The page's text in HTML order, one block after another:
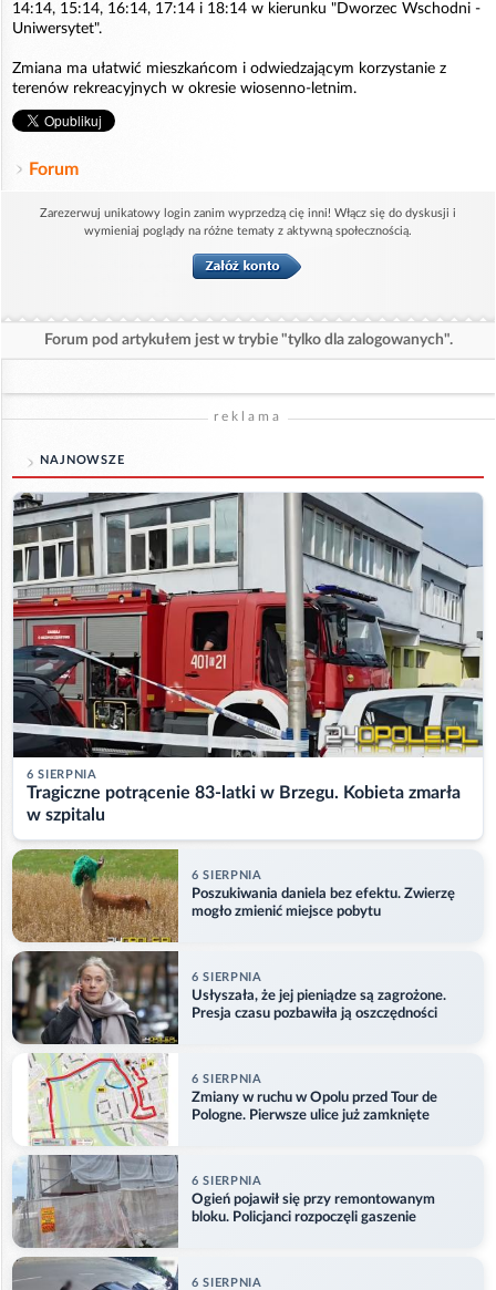
14:14, 15:14, 16:14, 17:14 i 18:14 w kierunku "Dworzec Wschodni -
Uniwersytet".
Zmiana ma ułatwić mieszkańcom i odwiedzającym korzystanie z
terenów rekreacyjnych w okresie wiosenno-letnim.
Forum
Zarezerwuj unikatowy login zanim wyprzedzą cię inni! Włącz się do dyskusji i
wymieniaj poglądy na różne tematy z aktywną społecznością.
Forum pod artykułem jest w trybie "tylko dla zalogowanych".
reklama
NAJNOWSZE
6 SIERPNIA
Tragiczne potrącenie 83-latki w Brzegu. Kobieta zmarła
w szpitalu
6 SIERPNIA
Poszukiwania daniela bez efektu. Zwierzę
mogło zmienić miejsce pobytu
6 SIERPNIA
Usłyszała, że jej pieniądze są zagrożone.
Presja czasu pozbawiła ją oszczędności
6 SIERPNIA
Zmiany w ruchu w Opolu przed Tour de
Pologne. Pierwsze ulice już zamknięte
6 SIERPNIA
Ogień pojawił się przy remontowanym
bloku. Policjanci rozpoczęli gaszenie
6 SIERPNIA